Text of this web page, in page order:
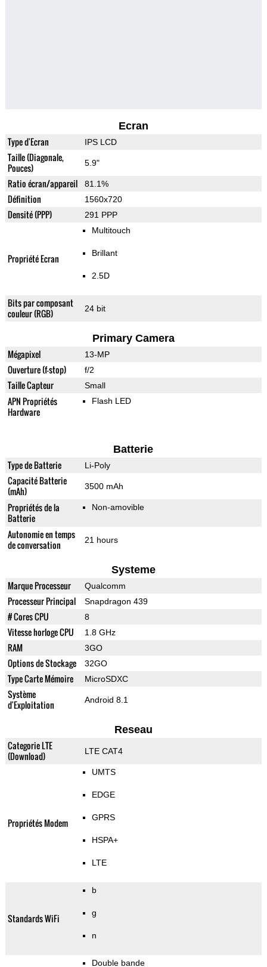
Ecran
Type d'Ecran IPS LCD
Taille (Diagonale,
Pouces)
5.9"
Ratio écran/appareil 81.1%
Définition 1560x720
Densité (PPP) 291 PPP
Propriété Ecran
Multitouch
Brillant
2.5D
Bits par composant
couleur (RGB)
24 bit
Primary Camera
Mégapixel 13-MP
Ouverture (f-stop) f/2
Taille Capteur Small
APN Propriétés
Hardware
Flash LED
Batterie
Type de Batterie Li-Poly
Capacité Batterie
(mAh)
3500 mAh
Propriétés de la
Batterie
Non-amovible
Autonomie en temps
de conversation
21 hours
Systeme
Marque Processeur Qualcomm
Processeur Principal Snapdragon 439
# Cores CPU 8
Vitesse horloge CPU 1.8 GHz
RAM 3GO
Options de Stockage 32GO
Type Carte Mémoire MicroSDXC
Système
d'Exploitation
Android 8.1
Reseau
Categorie LTE
(Download)
LTE CAT4
Propriétés Modem
UMTS
EDGE
GPRS
HSPA+
LTE
Standards WiFi
b
g
n
Double bande